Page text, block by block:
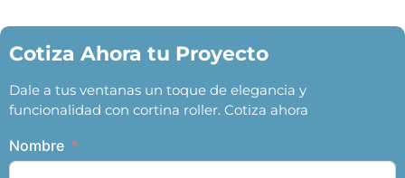
Cotiza Ahora tu Proyecto
Dale a tus ventanas un toque de elegancia y
funcionalidad con cortina roller. Cotiza ahora
Nombre